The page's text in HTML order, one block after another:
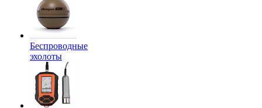
Беспроводные
эхолоты